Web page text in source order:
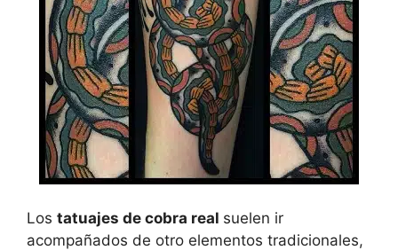
Los tatuajes de cobra real suelen ir
acompañados de otro elementos tradicionales,